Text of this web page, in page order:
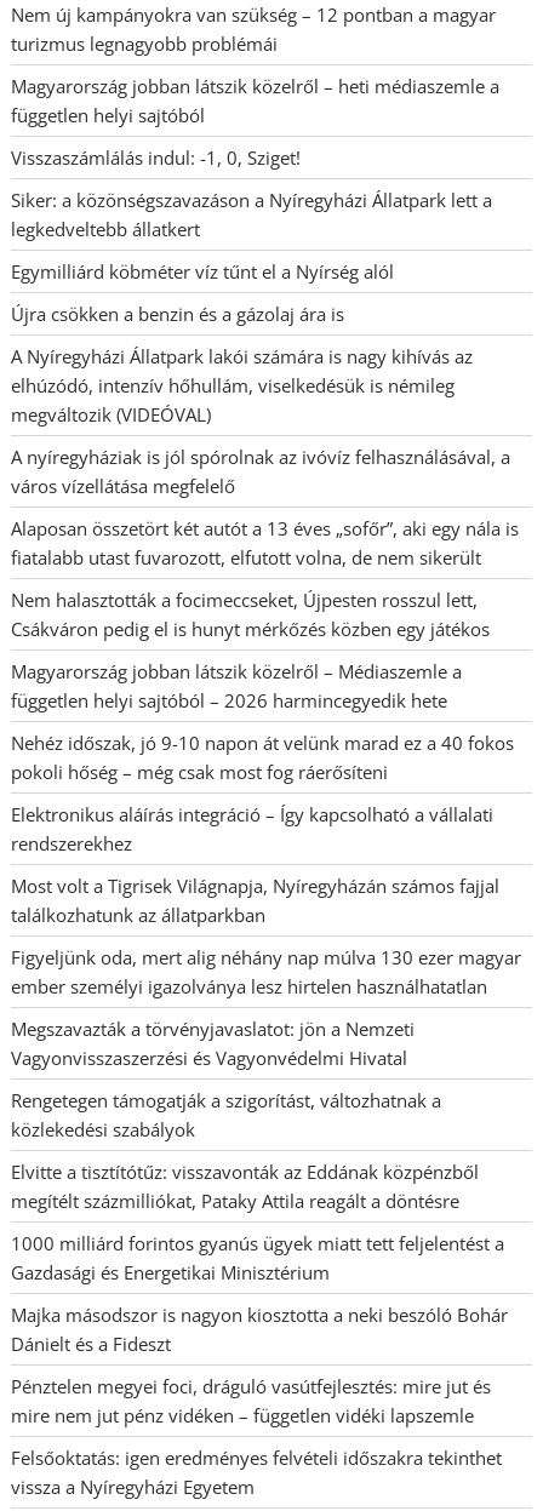
Nem új kampányokra van szükség – 12 pontban a magyar
turizmus legnagyobb problémái
Magyarország jobban látszik közelről – heti médiaszemle a
független helyi sajtóból
Visszaszámlálás indul: -1, 0, Sziget!
Siker: a közönségszavazáson a Nyíregyházi Állatpark lett a
legkedveltebb állatkert
Egymilliárd köbméter víz tűnt el a Nyírség alól
Újra csökken a benzin és a gázolaj ára is
A Nyíregyházi Állatpark lakói számára is nagy kihívás az
elhúzódó, intenzív hőhullám, viselkedésük is némileg
megváltozik (VIDEÓVAL)
A nyíregyháziak is jól spórolnak az ivóvíz felhasználásával, a
város vízellátása megfelelő
Alaposan összetört két autót a 13 éves „sofőr”, aki egy nála is
fiatalabb utast fuvarozott, elfutott volna, de nem sikerült
Nem halasztották a focimeccseket, Újpesten rosszul lett,
Csákváron pedig el is hunyt mérkőzés közben egy játékos
Magyarország jobban látszik közelről – Médiaszemle a
független helyi sajtóból – 2026 harmincegyedik hete
Nehéz időszak, jó 9-10 napon át velünk marad ez a 40 fokos
pokoli hőség – még csak most fog ráerősíteni
Elektronikus aláírás integráció – Így kapcsolható a vállalati
rendszerekhez
Most volt a Tigrisek Világnapja, Nyíregyházán számos fajjal
találkozhatunk az állatparkban
Figyeljünk oda, mert alig néhány nap múlva 130 ezer magyar
ember személyi igazolványa lesz hirtelen használhatatlan
Megszavazták a törvényjavaslatot: jön a Nemzeti
Vagyonvisszaszerzési és Vagyonvédelmi Hivatal
Rengetegen támogatják a szigorítást, változhatnak a
közlekedési szabályok
Elvitte a tisztítótűz: visszavonták az Eddának közpénzből
megítélt százmilliókat, Pataky Attila reagált a döntésre
1000 milliárd forintos gyanús ügyek miatt tett feljelentést a
Gazdasági és Energetikai Minisztérium
Majka másodszor is nagyon kiosztotta a neki beszóló Bohár
Dánielt és a Fideszt
Pénztelen megyei foci, dráguló vasútfejlesztés: mire jut és
mire nem jut pénz vidéken – független vidéki lapszemle
Felsőoktatás: igen eredményes felvételi időszakra tekinthet
vissza a Nyíregyházi Egyetem